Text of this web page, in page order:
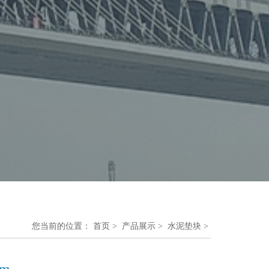
您当前的位置： 首页 > 产品展示 > 水泥垫块 >